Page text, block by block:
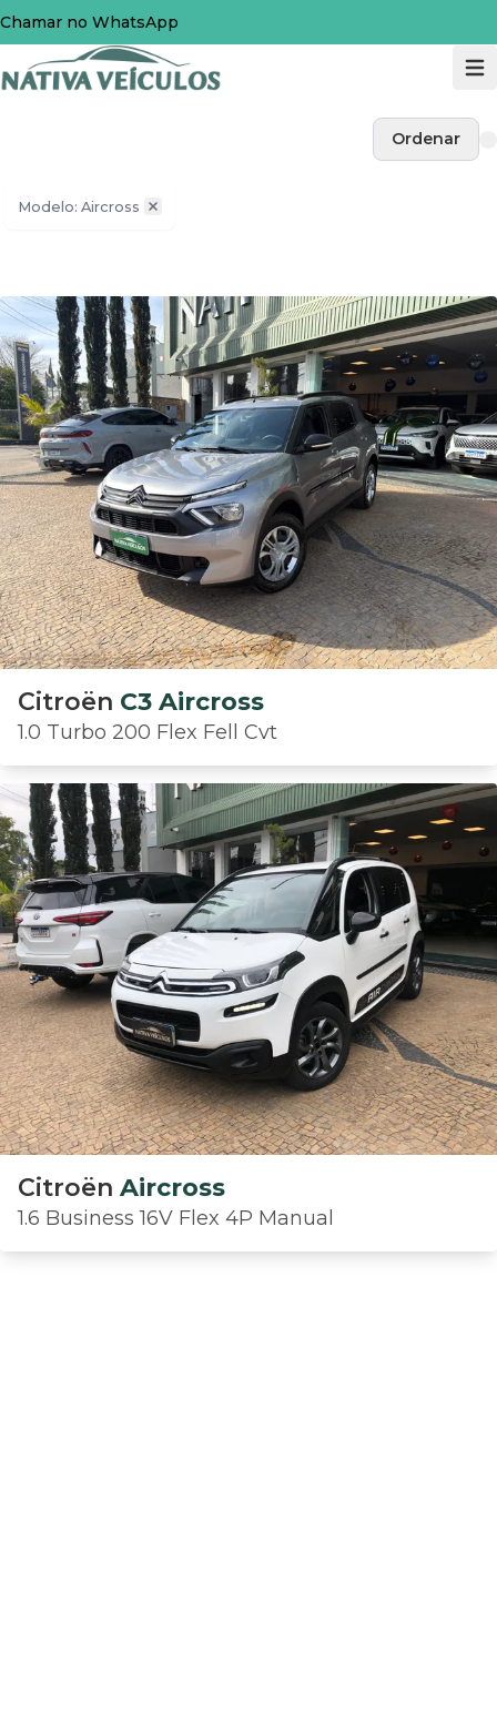
Chamar no WhatsApp
Ordenar
Modelo: Aircross
Citroën C3 Aircross
1.0 Turbo 200 Flex Fell Cvt
Citroën Aircross
1.6 Business 16V Flex 4P Manual